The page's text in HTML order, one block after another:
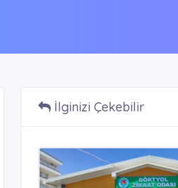
İlginizi Çekebilir